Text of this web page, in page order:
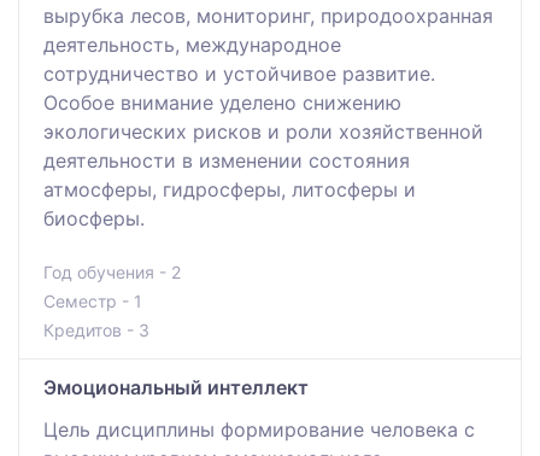
вырубка лесов, мониторинг, природоохранная
деятельность, международное
сотрудничество и устойчивое развитие.
Особое внимание уделено снижению
экологических рисков и роли хозяйственной
деятельности в изменении состояния
атмосферы, гидросферы, литосферы и
биосферы.
Год обучения - 2
Семестр - 1
Кредитов - 3
Эмоциональный интеллект
Цель дисциплины формирование человека с